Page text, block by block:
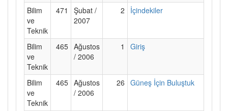
Bilim
ve
Teknik
471
Şubat /
2007
2 İçindekiler
Bilim
ve
Teknik
465 Ağustos
/ 2006
1 Giriş
Bilim
ve
Teknik
465 Ağustos
/ 2006
26 Güneş İçin Buluştuk